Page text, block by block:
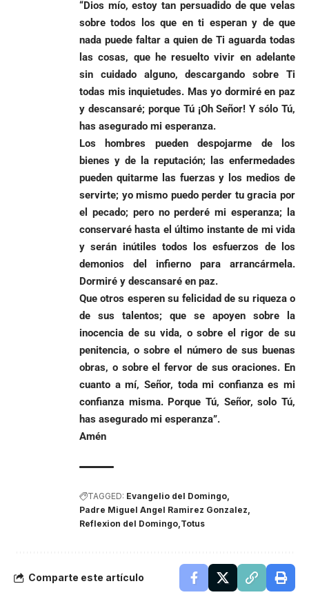
“Dios mío, estoy tan persuadido de que velas
sobre todos los que en ti esperan y de que
nada puede faltar a quien de Ti aguarda todas
las cosas, que he resuelto vivir en adelante
sin cuidado alguno, descargando sobre Ti
todas mis inquietudes. Mas yo dormiré en paz
y descansaré; porque Tú ¡Oh Señor! Y sólo Tú,
has asegurado mi esperanza.
Los hombres pueden despojarme de los
bienes y de la reputación; las enfermedades
pueden quitarme las fuerzas y los medios de
servirte; yo mismo puedo perder tu gracia por
el pecado; pero no perderé mi esperanza; la
conservaré hasta el último instante de mi vida
y serán inútiles todos los esfuerzos de los
demonios del infierno para arrancármela.
Dormiré y descansaré en paz.
Que otros esperen su felicidad de su riqueza o
de sus talentos; que se apoyen sobre la
inocencia de su vida, o sobre el rigor de su
penitencia, o sobre el número de sus buenas
obras, o sobre el fervor de sus oraciones. En
cuanto a mí, Señor, toda mi confianza es mi
confianza misma. Porque Tú, Señor, solo Tú,
has asegurado mi esperanza”.
Amén
TAGGED: Evangelio del Domingo
Padre Miguel Angel Ramirez Gonzalez
Reflexion del Domingo Totus
Comparte este artículo